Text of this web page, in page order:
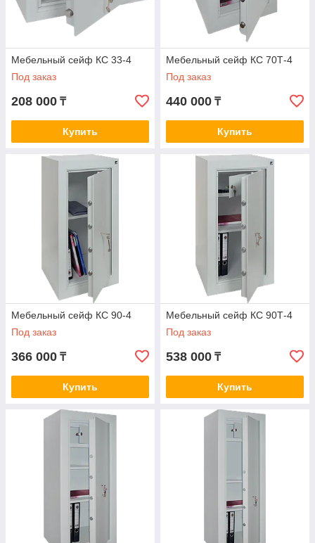
Мебельный сейф КС 33-4
Под заказ
208 000 ₸
Купить
Мебельный сейф КС 70Т-4
Под заказ
440 000 ₸
Купить
Мебельный сейф КС 90-4
Под заказ
366 000 ₸
Купить
Мебельный сейф КС 90Т-4
Под заказ
538 000 ₸
Купить